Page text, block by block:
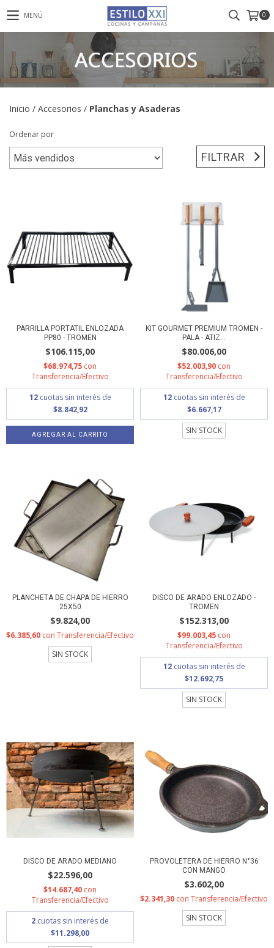
MENÚ 0
Inicio / Accesorios / Planchas y Asaderas
Ordenar por
FILTRAR
PARRILLA PORTATIL ENLOZADA
PP80 - TROMEN
$106.115,00
$68.974,75 con
Transferencia/Efectivo
12 cuotas sin interés de
$8.842,92
KIT GOURMET PREMIUM TROMEN -
PALA - ATIZ...
$80.006,00
$52.003,90 con
Transferencia/Efectivo
12 cuotas sin interés de
$6.667,17
SIN STOCK
PLANCHETA DE CHAPA DE HIERRO
25X50
$9.824,00
$6.385,60 con Transferencia/Efectivo
SIN STOCK
DISCO DE ARADO ENLOZADO -
TROMEN
$152.313,00
$99.003,45 con
Transferencia/Efectivo
12 cuotas sin interés de
$12.692,75
SIN STOCK
DISCO DE ARADO MEDIANO
$22.596,00
$14.687,40 con
Transferencia/Efectivo
2 cuotas sin interés de
$11.298,00
PROVOLETERA DE HIERRO N°36
CON MANGO
$3.602,00
$2.341,30 con Transferencia/Efectivo
SIN STOCK